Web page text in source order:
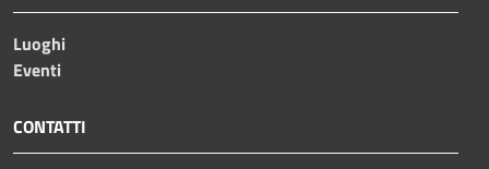
Luoghi
Eventi
CONTATTI